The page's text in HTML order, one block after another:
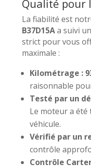
Qualité pour
La fiabilité est
B37D15Aa suivi
strict pour vous
maximale :
Kilométrage :
raisonnable
Testé par un
Le moteur a été
véhicule.
Vérifié par un
contrôle
Contrôle